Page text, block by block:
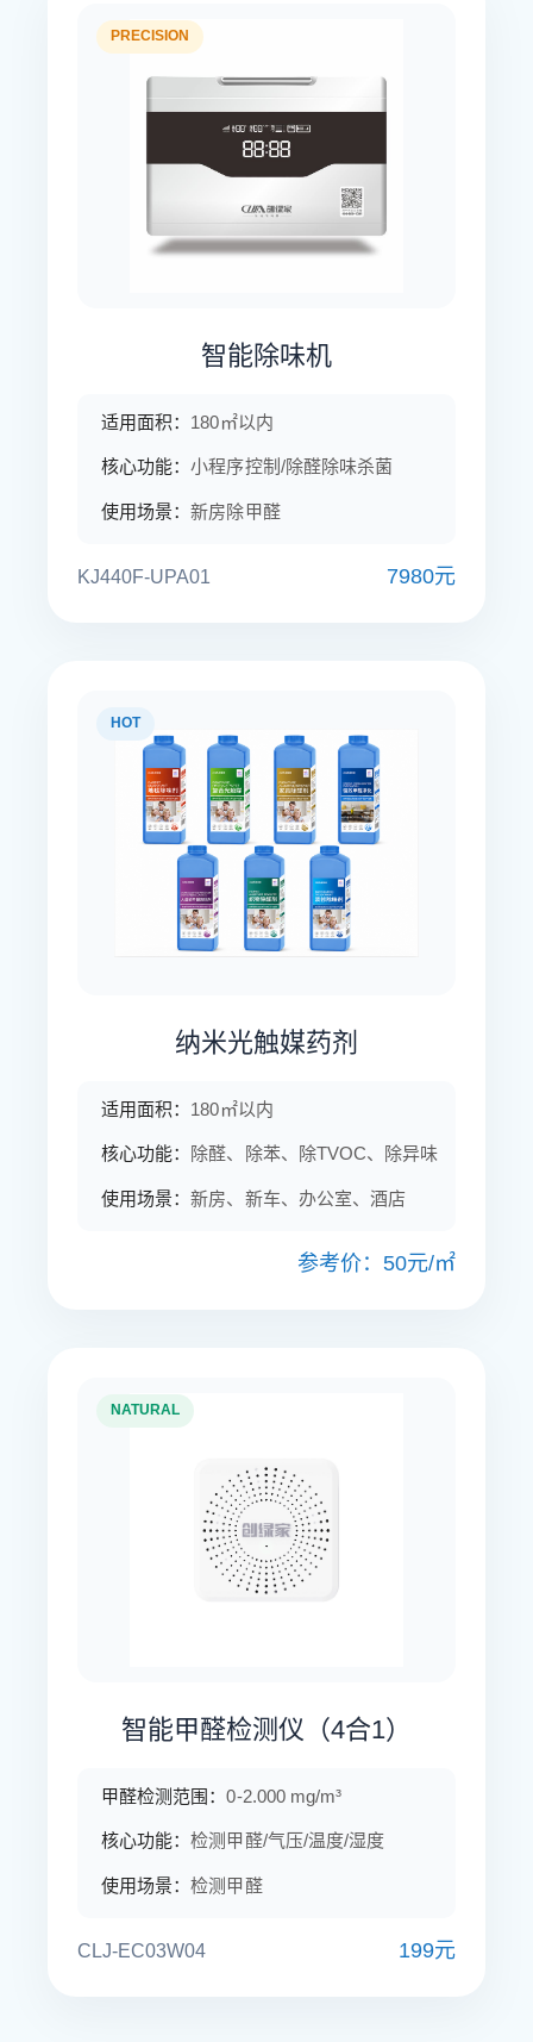
PRECISION
智能除味机
适用面积： 180㎡以内
核心功能：小程序控制/除醛除味杀菌
使用场景：新房除甲醛
KJ440F-UPA01 7980元
HOT
纳米光触媒药剂
适用面积： 180㎡以内
核心功能： 除醛、除苯、除TVOC、除异味
使用场景：新房、新车、办公室、酒店
参考价：50元/㎡
NATURAL
智能甲醛检测仪（4合1）
甲醛检测范围：0-2.000 mg/m³
核心功能：检测甲醛/气压/温度/湿度
使用场景：检测甲醛
CLJ-EC03W04 199元